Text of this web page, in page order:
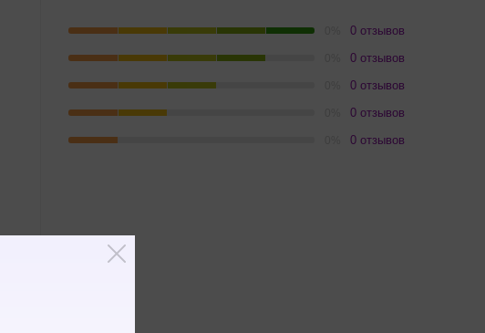
0 отзывов
0 отзывов
0 отзывов
0 отзывов
0 отзывов